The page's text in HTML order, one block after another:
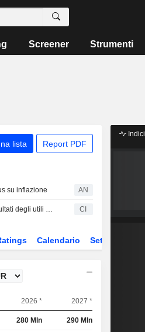
Screener Strumenti
lista Report PDF
su inflazione AN
Ascopiave S.p.A. riporta i risultati degli utili per il primo semestre conclusosi il 30 giugno 2026 CI
Calendario Settore
2026 * 2027 *
280 Mln 290 Mln
Indici